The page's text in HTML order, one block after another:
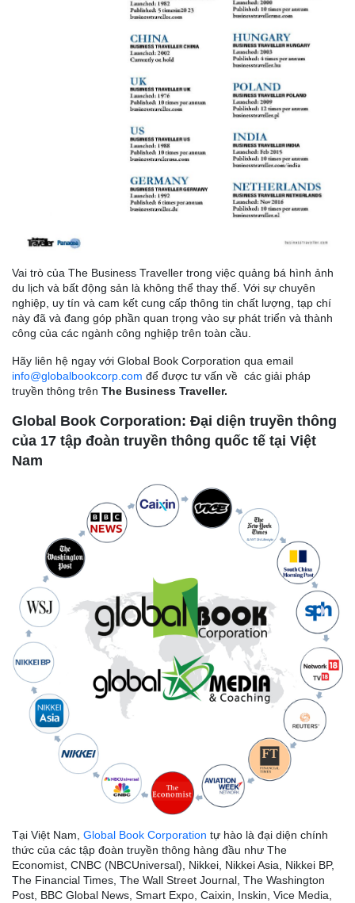
Vai trò của The Business Traveller trong việc quảng bá hình ảnh
du lịch và bất động sản là không thể thay thế. Với sự chuyên
nghiệp, uy tín và cam kết cung cấp thông tin chất lượng, tạp chí
này đã và đang góp phần quan trọng vào sự phát triển và thành
công của các ngành công nghiệp trên toàn cầu.
Hãy liên hệ ngay với Global Book Corporation qua email
info@globalbookcorp.com để được tư vấn về các giải pháp
truyền thông trên The Business Traveller.
Global Book Corporation: Đại diện truyền thông
của 17 tập đoàn truyền thông quốc tế tại Việt
Nam
Tại Việt Nam, Global Book Corporation tự hào là đại diện chính
thức của các tập đoàn truyền thông hàng đầu như The
Economist, CNBC (NBCUniversal), Nikkei, Nikkei Asia, Nikkei BP,
The Financial Times, The Wall Street Journal, The Washington
Post, BBC Global News, Smart Expo, Caixin, Inskin, Vice Media,